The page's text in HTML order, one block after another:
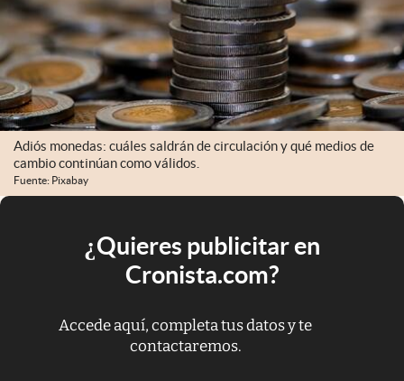
Adiós monedas: cuáles saldrán de circulación y qué medios de
cambio continúan como válidos.
Fuente: Pixabay
¿Quieres publicitar en
Cronista.com?
Accede aquí, completa tus datos y te
contactaremos.